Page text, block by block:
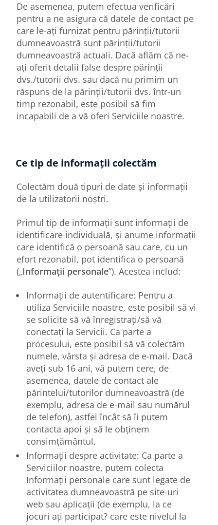
De asemenea, putem efectua verificări
pentru a ne asigura că datele de contact pe
care le-ați furnizat pentru părinții/tutorii
dumneavoastră sunt părinții/tutorii
dumneavoastră actuali. Dacă aflăm că ne-
ați oferit detalii false despre părinții
dvs./tutorii dvs. sau dacă nu primim un
răspuns de la părinții/tutorii dvs. într-un
timp rezonabil, este posibil să fim
incapabili de a vă oferi Serviciile noastre.
Ce tip de informații colectăm
Colectăm două tipuri de date și informații
de la utilizatorii noștri.
Primul tip de informații sunt informații de
identificare individuală, și anume informații
care identifică o persoană sau care, cu un
efort rezonabil, pot identifica o persoană
(„Informații personale”). Acestea includ:
Informații de autentificare: Pentru a
utiliza Serviciile noastre, este posibil să vi
se solicite să vă înregistrați/să vă
conectați la Servicii. Ca parte a
procesului, este posibil să vă colectăm
numele, vârsta și adresa de e-mail. Dacă
aveți sub 16 ani, vă putem cere, de
asemenea, datele de contact ale
părintelui/tutorilor dumneavoastră (de
exemplu, adresa de e-mail sau numărul
de telefon), astfel încât să îi putem
contacta apoi și să le obținem
consimțământul.
Informații despre activitate: Ca parte a
Serviciilor noastre, putem colecta
Informații personale care sunt legate de
activitatea dumneavoastră pe site-uri
web sau aplicații (de exemplu, la ce
jocuri ați participat? care este nivelul la